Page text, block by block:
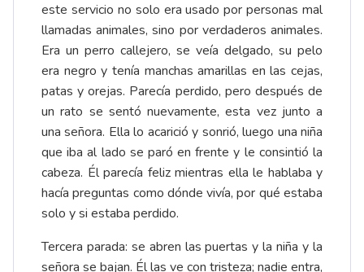
este servicio no solo era usado por personas mal
llamadas animales, sino por verdaderos animales.
Era un perro callejero, se veía delgado, su pelo
era negro y tenía manchas amarillas en las cejas,
patas y orejas. Parecía perdido, pero después de
un rato se sentó nuevamente, esta vez junto a
una señora. Ella lo acarició y sonrió, luego una niña
que iba al lado se paró en frente y le consintió la
cabeza. Él parecía feliz mientras ella le hablaba y
hacía preguntas como dónde vivía, por qué estaba
solo y si estaba perdido.
Tercera parada: se abren las puertas y la niña y la
señora se bajan. Él las ve con tristeza; nadie entra,